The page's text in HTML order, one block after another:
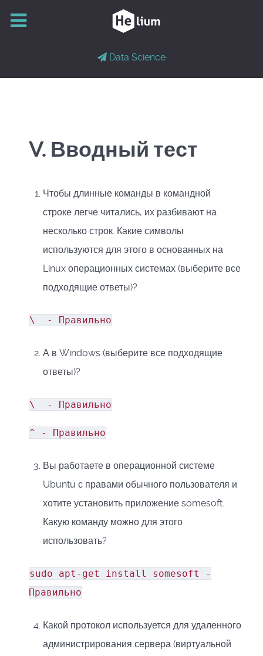
Data Science
V. Вводный тест
Чтобы длинные команды в командной
строке легче читались, их разбивают на
несколько строк. Какие символы
используются для этого в основанных на
Linux операционных системах (выберите все
подходящие ответы)?
\ - Правильно
А в Windows (выберите все подходящие
ответы)?
\ - Правильно
^ - Правильно
Вы работаете в операционной системе
Ubuntu с правами обычного пользователя и
хотите установить приложение somesoft.
Какую команду можно для этого
использовать?
sudo apt-get install somesoft -
Правильно
Какой протокол используется для удаленного
администрирования сервера (виртуальной